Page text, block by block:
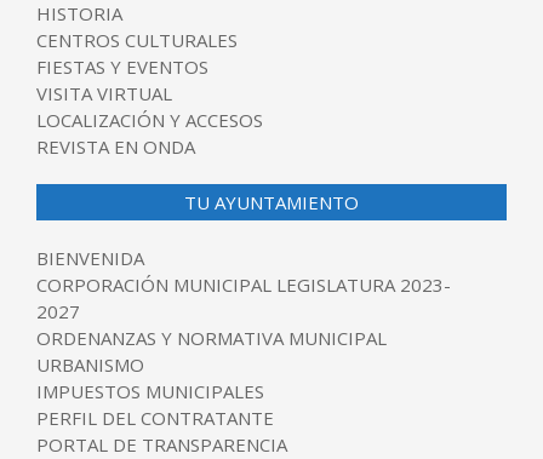
HISTORIA
CENTROS CULTURALES
FIESTAS Y EVENTOS
VISITA VIRTUAL
LOCALIZACIÓN Y ACCESOS
REVISTA EN ONDA
TU AYUNTAMIENTO
BIENVENIDA
CORPORACIÓN MUNICIPAL LEGISLATURA 2023-
2027
ORDENANZAS Y NORMATIVA MUNICIPAL
URBANISMO
IMPUESTOS MUNICIPALES
PERFIL DEL CONTRATANTE
PORTAL DE TRANSPARENCIA